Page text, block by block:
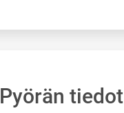
Pyörän tiedot